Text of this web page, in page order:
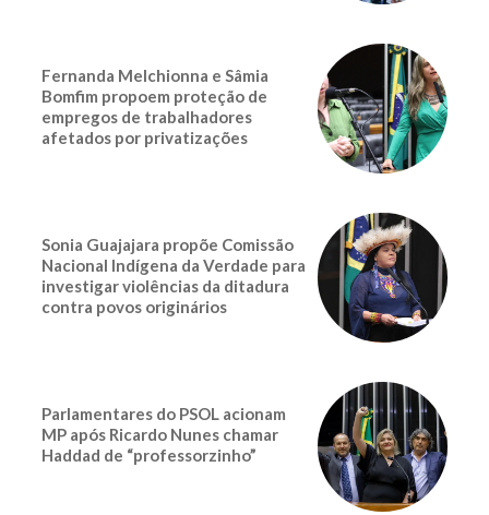
Fernanda Melchionna e Sâmia
Bomfim propoem proteção de
empregos de trabalhadores
afetados por privatizações
Sonia Guajajara propõe Comissão
Nacional Indígena da Verdade para
investigar violências da ditadura
contra povos originários
Parlamentares do PSOL acionam
MP após Ricardo Nunes chamar
Haddad de “professorzinho”